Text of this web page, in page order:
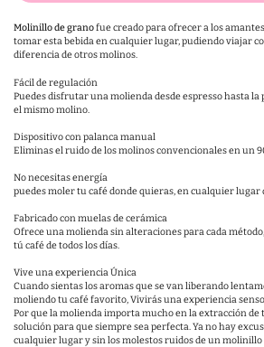
Molinillo de granofue creado para ofrecer a los
tomar esta bebida en cualquier lugar, pudiendo viajar
diferencia de otros molinos.
Fácil de regulación
Puedes disfrutar una molienda desde espresso hasta
el mismo molino.
Dispositivo con palanca manual
Eliminas el ruido de los molinos convencionales en un
No necesitas energía
puedes moler tu café donde quieras, en cualquier lugar
Fabricado con muelas de cerámica
Ofrece una molienda sin alteraciones para cada
tú café de todos los días.
Vive una experiencia Única
Cuando sientas los aromas que se van liberando
moliendo tu café favorito, Vivirás una experiencia
Por que la molienda importa mucho en la extracción de
solución para que siempre sea perfecta. Ya no hay
cualquier lugar y sin los molestos ruidos de un molinillo